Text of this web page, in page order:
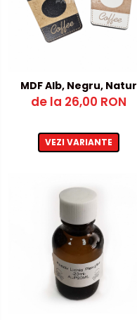
MDF Alb, Negru, Natur
de la 26,00 RON
VEZI VARIANTE